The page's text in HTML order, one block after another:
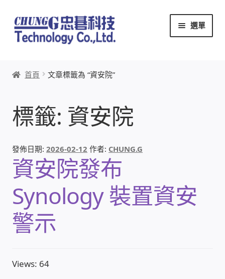
跳
至
導
列
跳
至
主
內
選單
本站文章導覽
創辦人:林慶忠
頭份獅子會
竹南百齡扶輪社
首頁 文章標籤為 “資安院”
標籤: 資安院
發佈日期:2026-02-12 作者: CHUNG.G
資安院發布
Synology 裝置資安
警示
Views: 64